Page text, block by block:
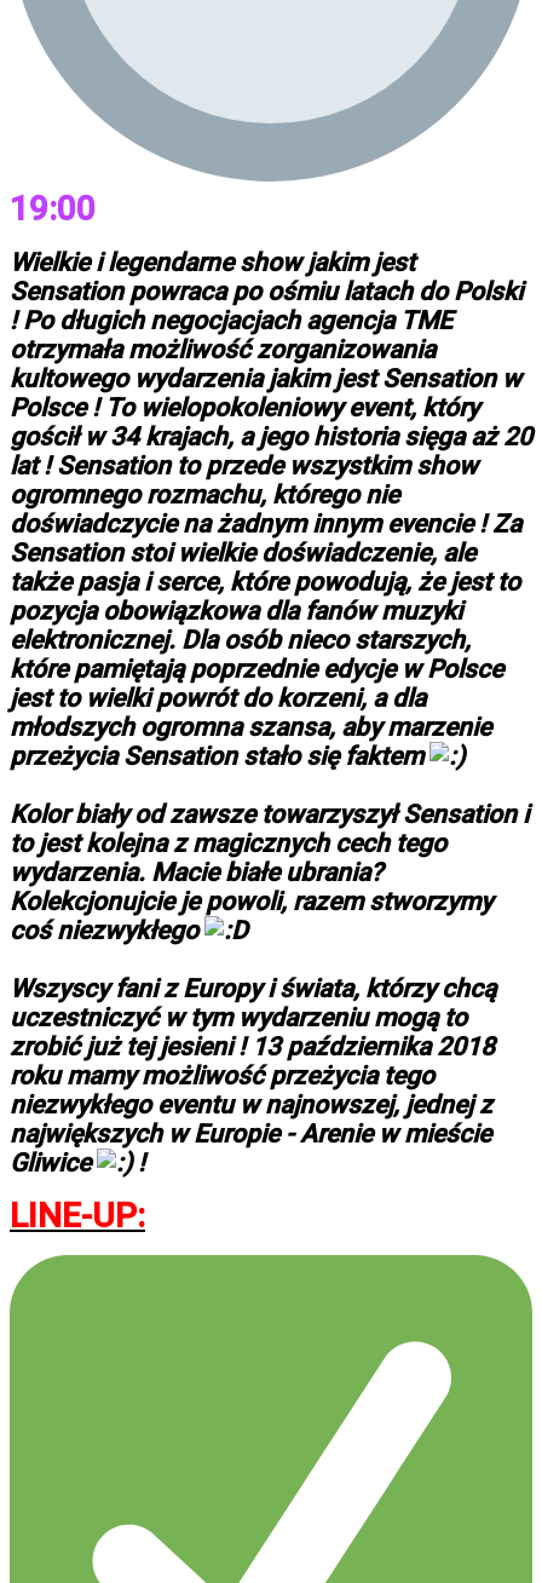
19:00
Wielkie i legendarne show jakim jest
Sensation powraca po ośmiu latach do Polski
! Po długich negocjacjach agencja TME
otrzymała możliwość zorganizowania
kultowego wydarzenia jakim jest Sensation w
Polsce ! To wielopokoleniowy event, który
gościł w 34 krajach, a jego historia sięga aż 20
lat ! Sensation to przede wszystkim show
ogromnego rozmachu, którego nie
doświadczycie na żadnym innym evencie ! Za
Sensation stoi wielkie doświadczenie, ale
także pasja i serce, które powodują, że jest to
pozycja obowiązkowa dla fanów muzyki
elektronicznej. Dla osób nieco starszych,
które pamiętają poprzednie edycje w Polsce
jest to wielki powrót do korzeni, a dla
młodszych ogromna szansa, aby marzenie
przeżycia Sensation stało się faktem
Kolor biały od zawsze towarzyszył Sensation i
to jest kolejna z magicznych cech tego
wydarzenia. Macie białe ubrania?
Kolekcjonujcie je powoli, razem stworzymy
coś niezwykłego
Wszyscy fani z Europy i świata, którzy chcą
uczestniczyć w tym wydarzeniu mogą to
zrobić już tej jesieni ! 13 października 2018
roku mamy możliwość przeżycia tego
niezwykłego eventu w najnowszej, jednej z
największych w Europie - Arenie w mieście
Gliwice
!
LINE-UP: